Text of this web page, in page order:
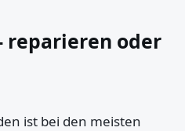
reparieren oder
ist bei den meisten